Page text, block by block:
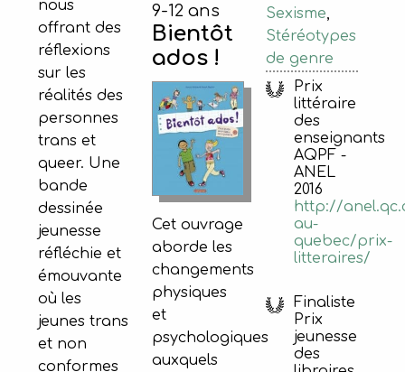
nous
offrant des
réflexions
sur les
réalités des
personnes
trans et
queer. Une
bande
dessinée
jeunesse
réfléchie et
émouvante
où les
jeunes trans
et non
conformes
9-12 ans
Bientôt
ados !
Cet ouvrage
aborde les
changements
physiques
et
psychologiques
auxquels
Sexisme,
Stéréotypes
de genre
Prix
littéraire
des
enseignants
AQPF -
ANEL
2016
http://
au-
quebec/prix-
litteraires/
Finaliste
Prix
jeunesse
des